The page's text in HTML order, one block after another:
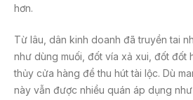
hơn.
Từ lâu, dân kinh doanh đã truyền tai
như dùng muối, đốt vía xả xui, đốt đốt
thủy cửa hàng để thu hút tài lộc. Dù
này vẫn được nhiều quán áp dụng